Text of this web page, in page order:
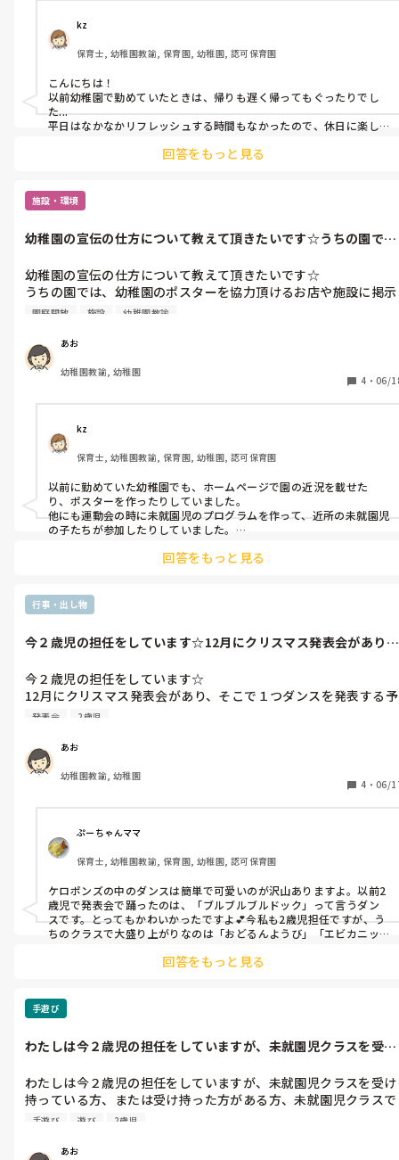
kz
保育士, 幼稚園教諭, 保育園, 幼稚園, 認可保育園
こんにちは！
以前幼稚園で勤めていたときは、帰りも遅く帰ってもぐったりでし
た...
平日はなかなかリフレッシュする時間もなかったので、休日に楽し
休日はリフレッシュできていました。
回答をもっと見る
施設・環境
幼稚園の宣伝の仕方について教えて頂きたいです☆うちの園で
幼稚園の宣伝の仕方について教えて頂きたいです☆
うちの園では、幼稚園のポスターを協力頂けるお店や施設に掲示
して頂いたり、ホームページ、Facebookなど更新したり、また
名を広められるよう努めています。
みなさんの園では、園児募集のためどのような工夫をされていま
すか？
園庭開放 施設 幼稚園教諭
あお
幼稚園教諭, 幼稚園
4 ・ 06/
kz
保育士, 幼稚園教諭, 保育園, 幼稚園, 認可保育園
以前に勤めていた幼稚園でも、ホームページで園の近況を載せた
り、ポスターを作ったりしていました。
他にも運動会の時に未就園児のプログラムを作って、近所の未就園児
の子たちが参加したりしていました。
回答をもっと見る
行事・出し物
今２歳児の担任をしています☆12月にクリスマス発表会があり、
今２歳児の担任をしています☆
12月にクリスマス発表会があり、そこで１つダンスを発表する予
定なのですが、未就園児でもノリ良く踊れるダンスご存知です
『へんしんにんじゃじゃん』は今踊っていて大人気です！
発表会 2歳児
あお
幼稚園教諭, 幼稚園
4 ・ 06/
ぷーちゃんママ
保育士, 幼稚園教諭, 保育園, 幼稚園, 認可保育園
ケロポンズの中のダンスは簡単で可愛いのが沢山ありますよ。以前2
歳児で発表会で踊ったのは、「ブルブルブルドック」って言うダン
スです。とってもかわいかったですよ💕今私も2歳児担任ですが、う
ちのクラスで大盛り上がりなのは「おどるんようび」「エビカニッ
ム体操で試しに踊ってみてください✨
回答をもっと見る
手遊び
わたしは今２歳児の担任をしていますが、未就園児クラスを受け
わたしは今２歳児の担任をしていますが、未就園児クラスを受け
持っている方、または受け持った方がある方、未就園児クラスで
盛り上がっている手遊びはご存知ですか？
♫』が大人気です☆
手遊び 遊び 2歳児
あお